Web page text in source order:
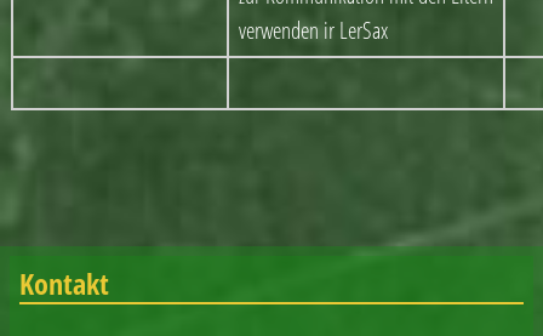
verwenden ir LerSax
Kontakt